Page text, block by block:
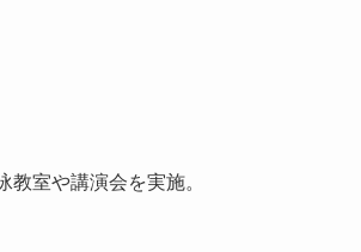
室や講演会を実施。